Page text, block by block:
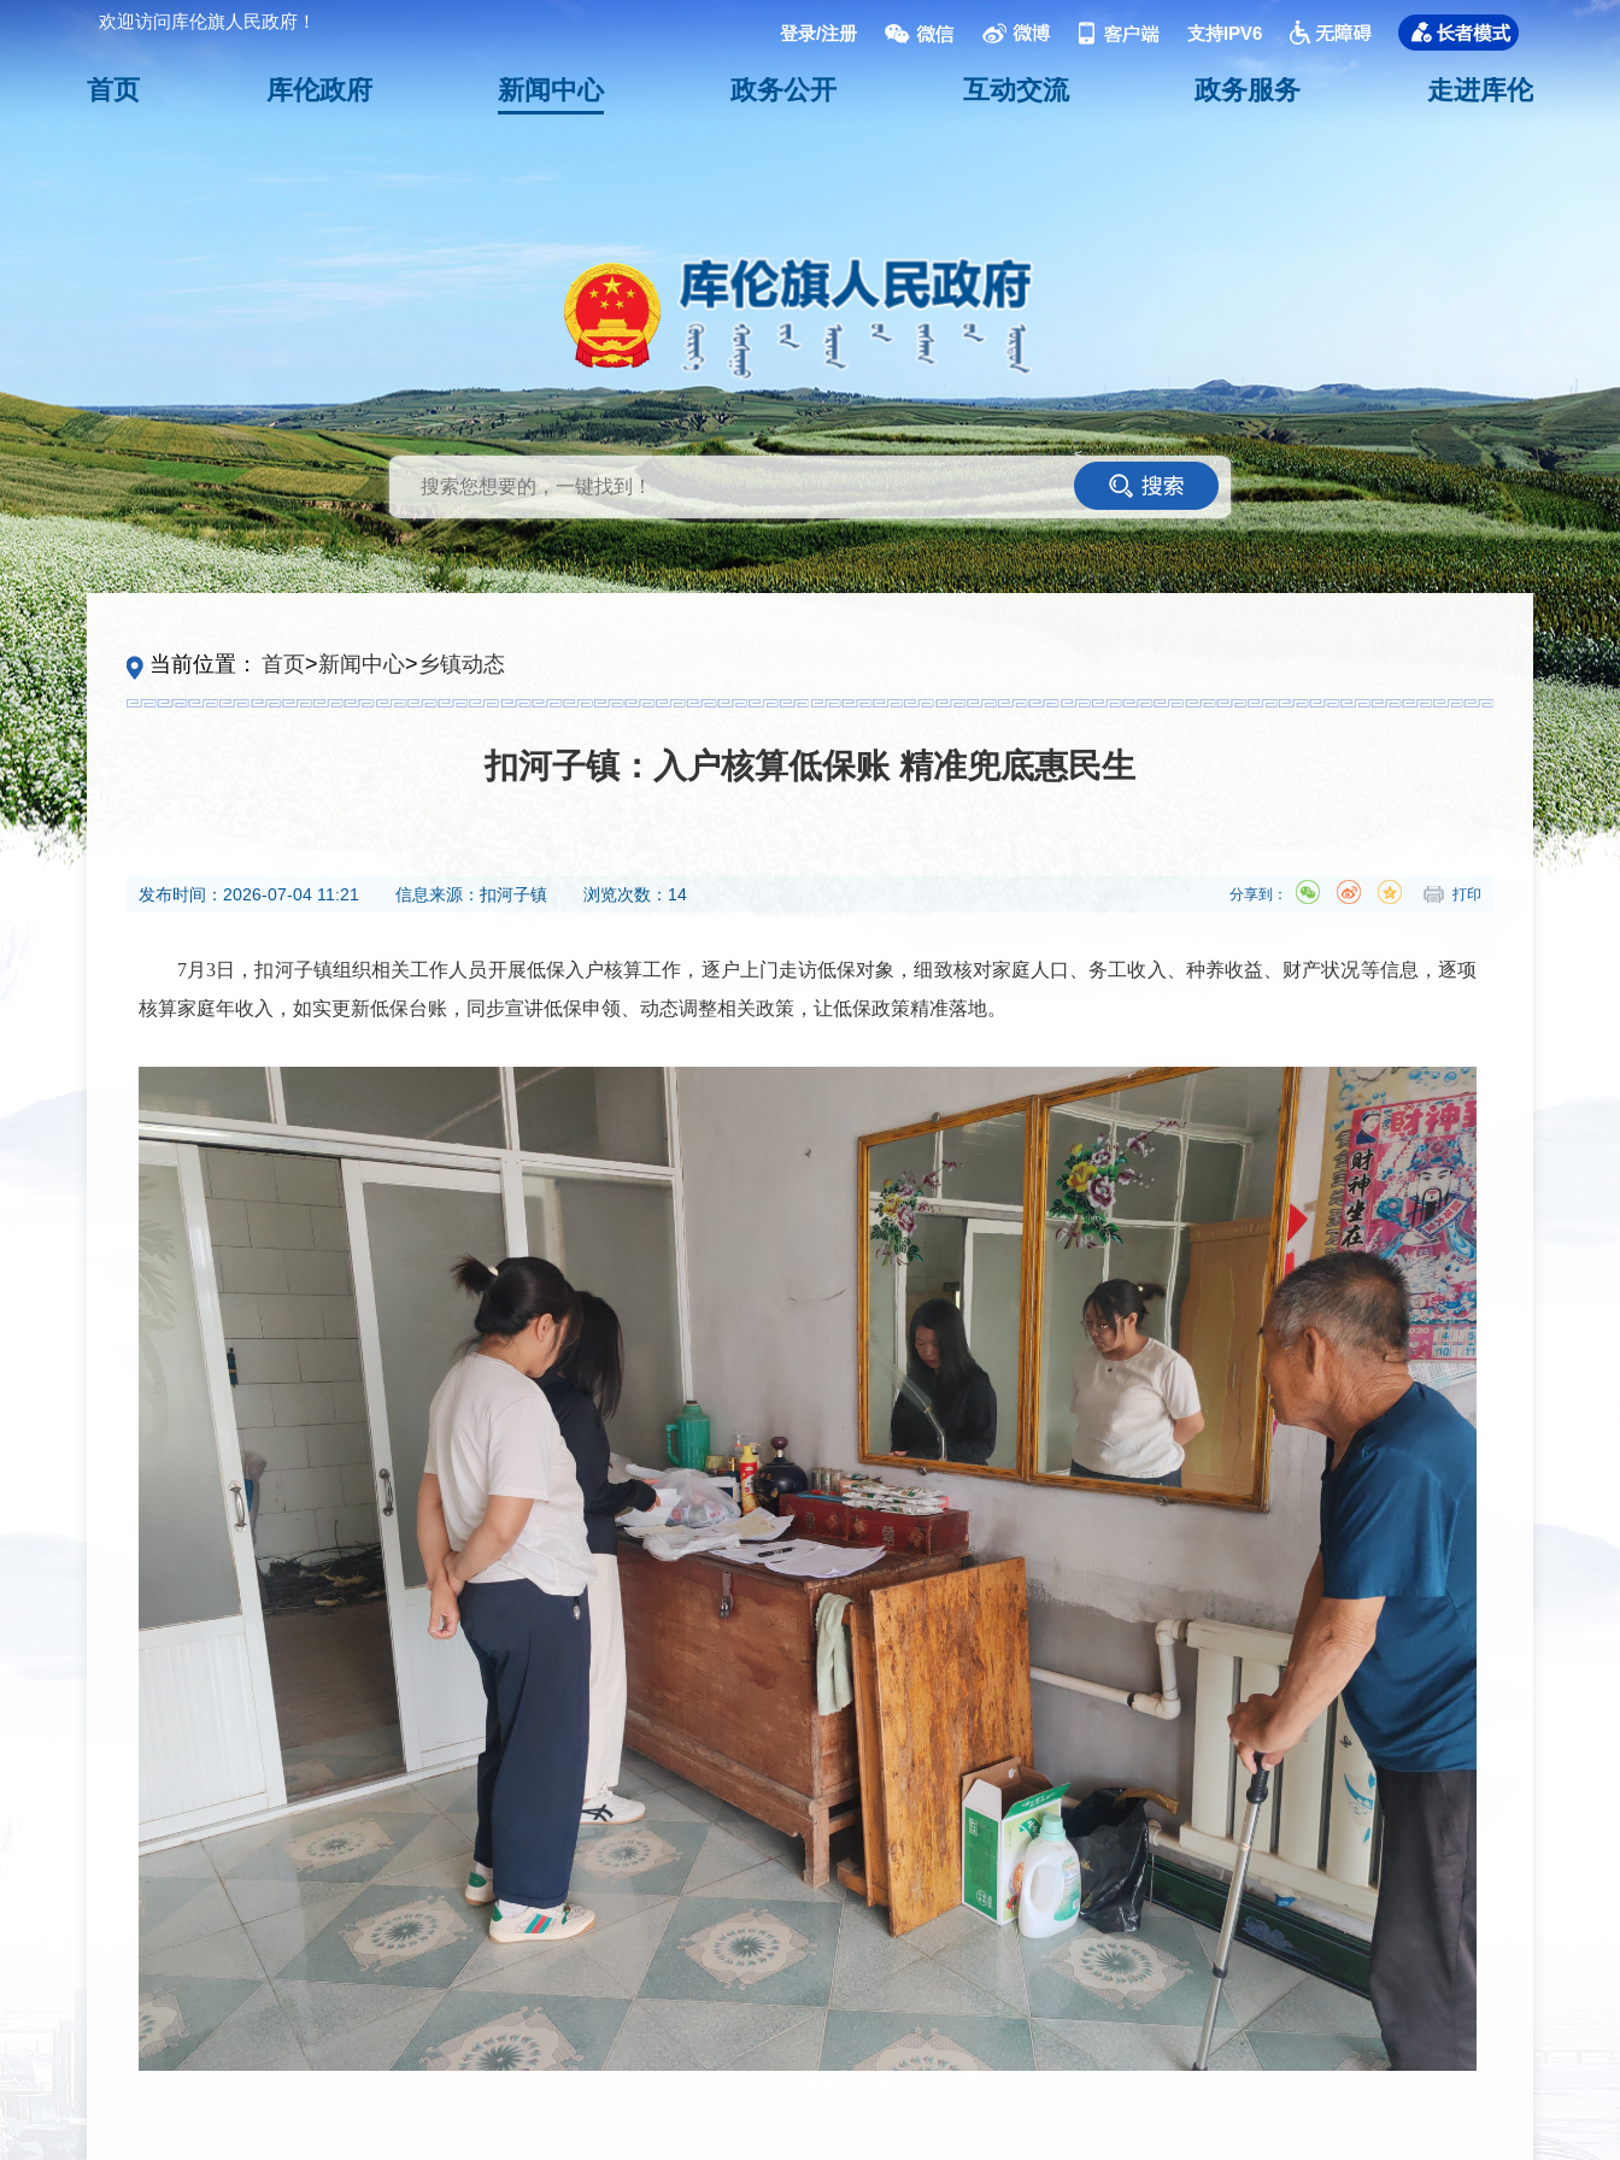
欢迎访问库伦旗人民政府！
登录/注册 支持IPV6
首页 库伦政府 新闻中心 政务公开 互动交流 政务服务 走进库伦
<
当前位置： 首页>新闻中心>乡镇动态
扣河子镇：入户核算低保账 精准兜底惠民生
发布时间： 2026-07-04 11:21 信息来源： 扣河子镇 浏览次数：14 打印
分享到：
7月3日，扣河子镇组织相关工作人员开展低保入户核算工作，逐户上门走访低保对象，细致核对家庭人口、务工收入、种养收益、财产状况等信息，逐项
核算家庭年收入，如实更新低保台账，同步宣讲低保申领、动态调整相关政策，让低保政策精准落地。